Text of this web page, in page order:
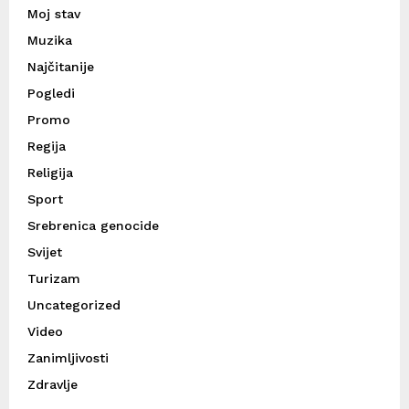
Moj stav
Muzika
Najčitanije
Pogledi
Promo
Regija
Religija
Sport
Srebrenica genocide
Svijet
Turizam
Uncategorized
Video
Zanimljivosti
Zdravlje